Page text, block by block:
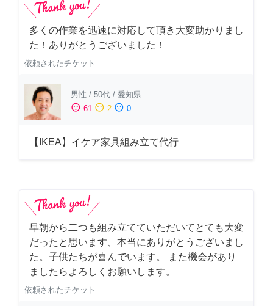
多くの作業を迅速に対応して頂き大変助かりまし
た！ありがとうございました！
依頼されたチケット
男性 / 50代 / 愛知県
sentiment_satisfied 61 sentiment_neutral 2 sentiment_dissatisfied 0
【IKEA】イケア家具組み立て代行
早朝から二つも組み立てていただいてとても大変
だったと思います、本当にありがとうございまし
た。子供たちが喜んでいます。 また機会があり
ましたらよろしくお願いします。
依頼されたチケット